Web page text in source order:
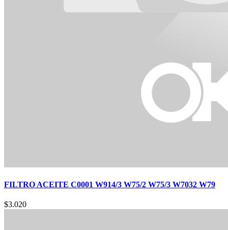
FILTRO ACEITE C0001 W914/3 W75/2 W75/3 W7032 W79
$3.020